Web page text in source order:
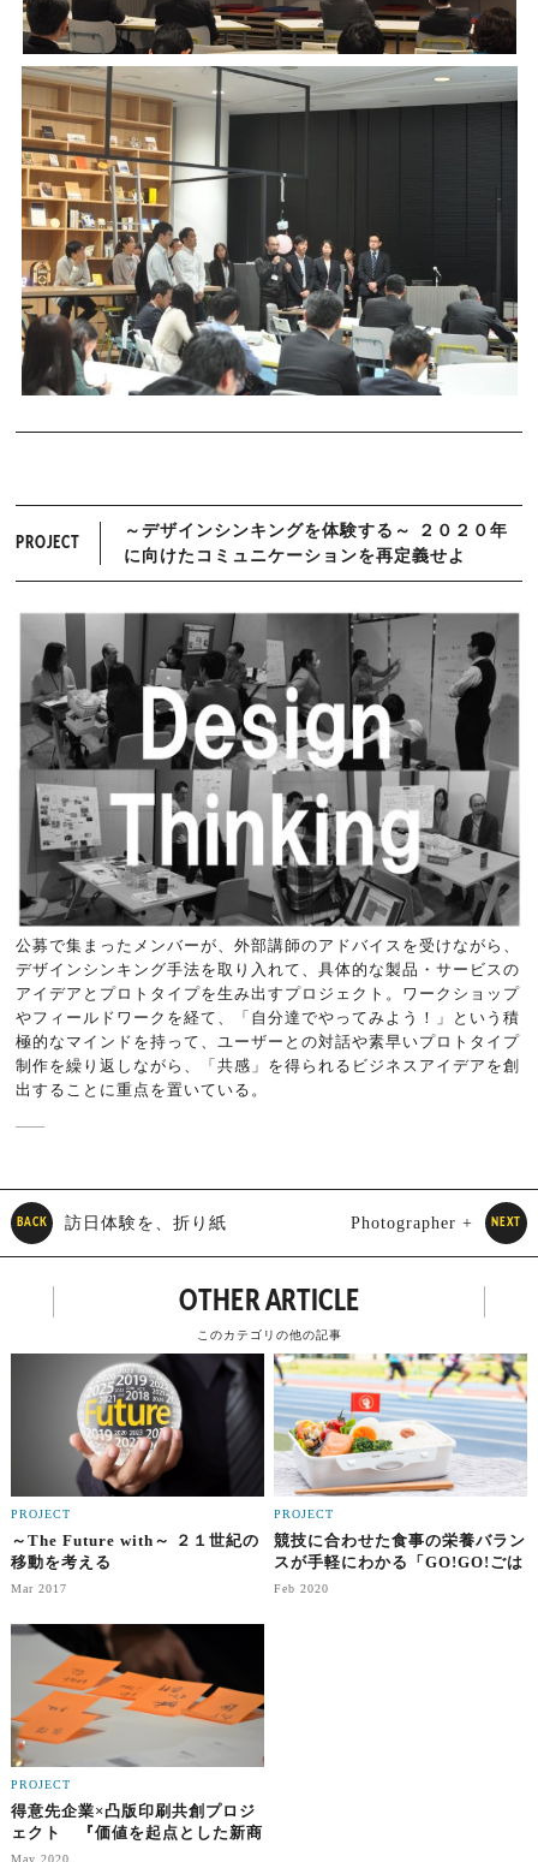
PROJECT
～デザインシンキングを体験する～ ２０２０年
に向けたコミュニケーションを再定義せよ
公募で集まったメンバーが、外部講師のアドバイスを受けながら、
デザインシンキング手法を取り入れて、具体的な製品・サービスの
アイデアとプロトタイプを生み出すプロジェクト。ワークショップ
やフィールドワークを経て、「自分達でやってみよう！」という積
極的なマインドを持って、ユーザーとの対話や素早いプロトタイプ
制作を繰り返しながら、「共感」を得られるビジネスアイデアを創
出することに重点を置いている。
BACK 訪日体験を、折り紙 NEXT
Photographer +
OTHER ARTICLE
このカテゴリの他の記事
PROJECT
～The Future with～ ２１世紀の
移動を考える
Mar 2017
PROJECT
競技に合わせた食事の栄養バラン
スが手軽にわかる「GO!GO!ごは
ん」
Feb 2020
PROJECT
得意先企業×凸版印刷共創プロジ
ェクト 『価値を起点とした新商
品開発』
May 2020